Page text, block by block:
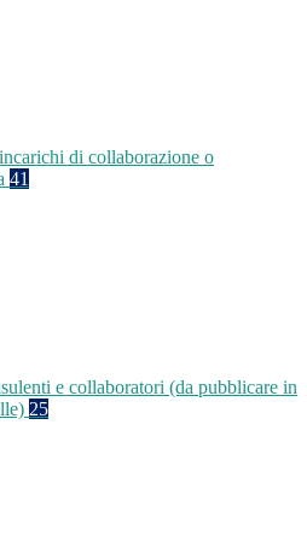
di collaborazione o
41
e collaboratori (da pubblicare in
25